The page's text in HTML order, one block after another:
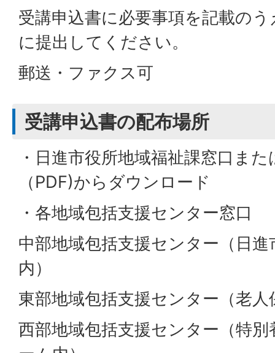
受講申込書に必要事項を記載の
に提出してください。
郵送・ファクス可
受講申込書の配布場所
・日進市役所地域福祉課窓口ま
（PDF)からダウンロード
・各地域包括支援センター窓口
中部地域包括支援センター（日
内）
東部地域包括支援センター（老
西部地域包括支援センター（特